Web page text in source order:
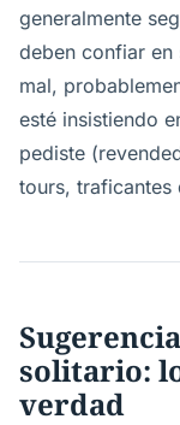
generalmente
deben confiar en
mal,
esté insistiendo
pediste
tours, traficantes
solitario:
verdad